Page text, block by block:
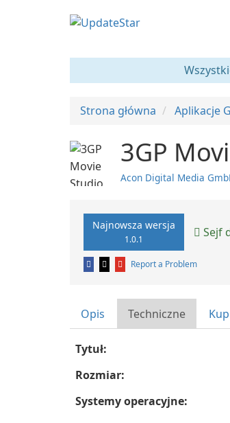
Strona główna Aplikacje
3GP
Acon Digital Media
Najnowsza wersja
1.0.1 Sejf
Report a Problem
Opis Techniczne Kup
Tytuł:
Rozmiar:
Systemy operacyjne: